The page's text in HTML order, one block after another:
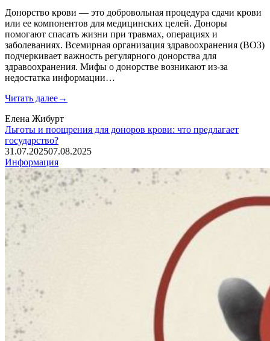
Донорство крови — это добровольная процедура сдачи крови
или ее компонентов для медицинских целей. Доноры
помогают спасать жизни при травмах, операциях и
заболеваниях. Всемирная организация здравоохранения (ВОЗ)
подчеркивает важность регулярного донорства для
здравоохранения. Мифы о донорстве возникают из-за
недостатка информации…
Читать далее→
Елена Жибурт
Льготы и поощрения для доноров крови: что предлагает
государство?
31.07.202507.08.2025
Информация